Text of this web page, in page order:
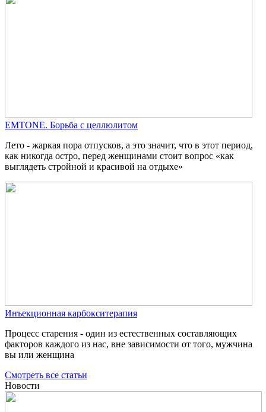
EMTONE. Борьба с целлюлитом
Лето - жаркая пора отпусков, а это значит, что в этот период,
как никогда остро, перед женщинами стоит вопрос «как
выглядеть стройной и красивой на отдыхе»
Инъекционная карбокситерапия
Процесс старения - один из естественных составляющих
факторов каждого из нас, вне зависимости от того, мужчина
вы или женщина
Смотреть все статьи
Новости